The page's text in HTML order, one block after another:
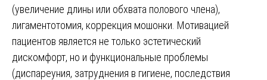
(увеличение длины или обхвата полового члена),
лигаментотомия, коррекция мошонки. Мотивацией
пациентов является не только эстетический
дискомфорт, но и функциональные проблемы
(диспареуния, затруднения в гигиене, последствия